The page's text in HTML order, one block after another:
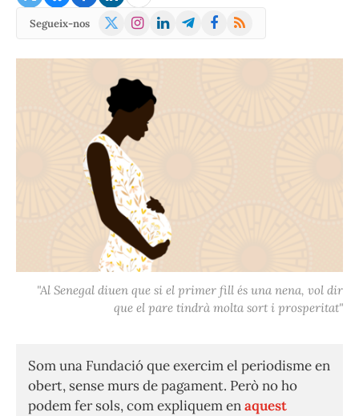
Segueix-nos
X
Instagram
LinkedInTelegramFacebook
RSS
"Al Senegal diuen que si el primer fill és una nena, vol dir
que el pare tindrà molta sort i prosperitat"
Som una Fundació que exercim el periodisme en
obert, sense murs de pagament. Però no ho
podem fer sols, com expliquem enaquest